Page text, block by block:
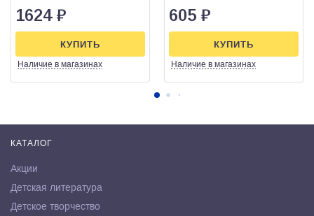
1624 ₽
Наличие в магазинах
КУПИТЬ
605 ₽
Наличие в магазинах
КУПИТЬ
КАТАЛОГ
Акции
Детская литература
Детское творчество